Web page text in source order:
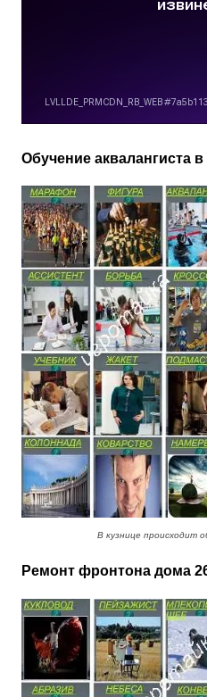
Обучение аквалангиста
В кузнице происходит
Ремонт фронтона дома